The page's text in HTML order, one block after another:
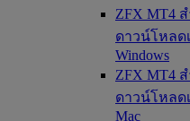
ZFX MT4
ดาวน์โหล
Windows
ZFX MT4
ดาวน์โหล
Mac